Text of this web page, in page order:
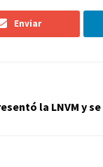
Enviar
la LNVM y